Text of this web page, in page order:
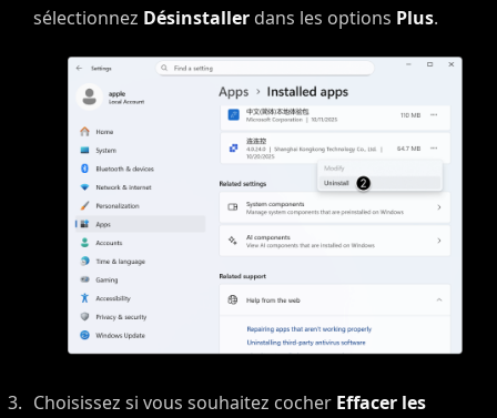
sélectionnez Désinstaller dans les options Plus.
Choisissez si vous souhaitez cocher Effacer les